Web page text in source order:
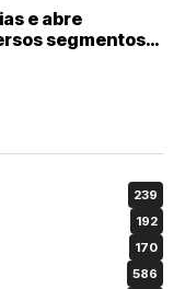
e abre
segmentos
239
192
170
586